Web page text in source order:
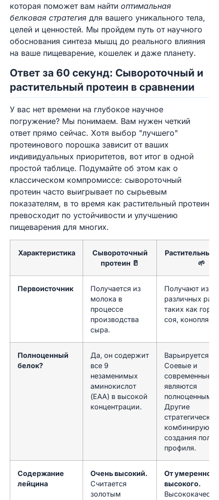
которая поможет вам найти оптимальная
белковая стратегия для вашего уникального тела,
целей и ценностей. Мы пройдем путь от научного
обоснования синтеза мышц до реального влияния
на ваше пищеварение, кошелек и даже планету.
Ответ за 60 секунд: Сывороточный и
растительный протеин в сравнении
У вас нет времени на глубокое научное
погружение? Мы понимаем. Вам нужен четкий
ответ прямо сейчас. Хотя выбор "лучшего"
протеинового порошка зависит от ваших
индивидуальных приоритетов, вот итог в одной
простой таблице. Подумайте об этом как о
классическом компромиссе: сывороточный
протеин часто выигрывает по сырьевым
показателям, в то время как растительный протеин
превосходит по устойчивости и улучшению
пищеварения для многих.
Характеристика
Сывороточный
протеин 🥛
Растительный
🌱
Первоисточник
Получается из
молока в
процессе
производства
сыра.
Получают из
различных
таких как
соя, конопля и
Полноценный
белок?
Да, он содержит
все 9
незаменимых
аминокислот
(EAA) в высокой
концентрации.
Варьируется.
Соевые и
современные
являются
полноценными.
Другие
стратегически
создания
профиля.
Содержание
лейцина
Очень высокий.
Считается
золотым
От
высокого.